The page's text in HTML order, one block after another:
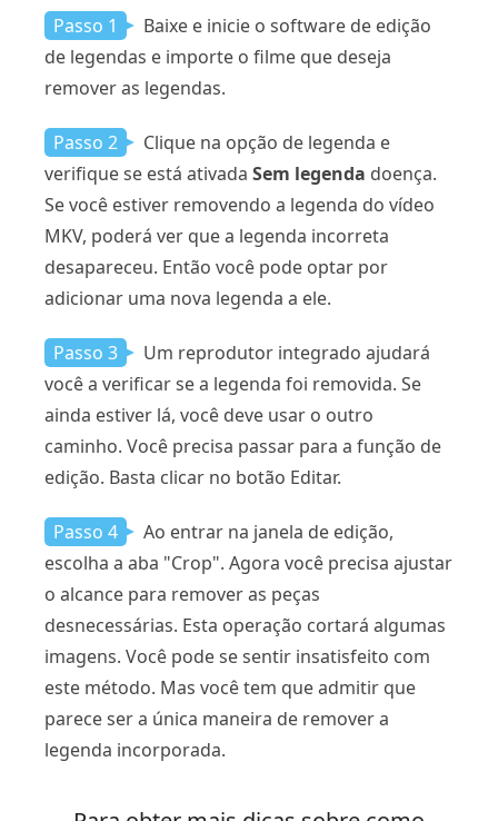
Passo 1
Baixe e inicie o software de edição
de legendas e importe o filme que deseja
remover as legendas.
Passo 2
Clique na opção de legenda e
verifique se está ativada Sem legenda doença.
Se você estiver removendo a legenda do vídeo
MKV, poderá ver que a legenda incorreta
desapareceu. Então você pode optar por
adicionar uma nova legenda a ele.
Passo 3
Um reprodutor integrado ajudará
você a verificar se a legenda foi removida. Se
ainda estiver lá, você deve usar o outro
caminho. Você precisa passar para a função de
edição. Basta clicar no botão Editar.
Passo 4
Ao entrar na janela de edição,
escolha a aba "Crop". Agora você precisa ajustar
o alcance para remover as peças
desnecessárias. Esta operação cortará algumas
imagens. Você pode se sentir insatisfeito com
este método. Mas você tem que admitir que
parece ser a única maneira de remover a
legenda incorporada.